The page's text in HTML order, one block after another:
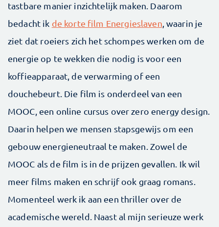
tastbare manier inzichtelijk maken. Daarom
bedacht ik de korte film Energieslaven , waarin je
ziet dat roeiers zich het schompes werken om de
energie op te wekken die nodig is voor een
koffieapparaat, de verwarming of een
douchebeurt. Die film is onderdeel van een
MOOC, een online cursus over zero energy design.
Daarin helpen we mensen stapsgewijs om een
gebouw energieneutraal te maken. Zowel de
MOOC als de film is in de prijzen gevallen. Ik wil
meer films maken en schrijf ook graag romans.
Momenteel werk ik aan een thriller over de
academische wereld. Naast al mijn serieuze werk